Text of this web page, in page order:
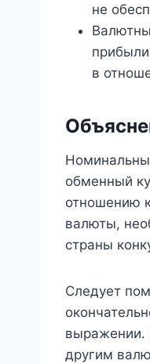
не
в
обменный
отношению
валюты,
страны
Следует
выражении.
другим